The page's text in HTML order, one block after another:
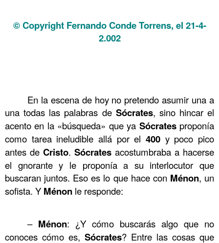
© Copyright Fernando Conde Torrens, el 21-4-
2.002
En la escena de hoy no pretendo asumir una a
una todas las palabras de Sócrates, sino hincar el
acento en la «búsqueda» que ya Sócratesproponía
como tarea ineludible allá por el 400 y poco pico
antes de Cristo. Sócrates acostumbraba a hacerse
el gnorante y le proponía a su interlocutor que
buscaran juntos. Eso es lo que hace con Ménon, un
sofista. Y Ménon le responde:
– Ménon: ¿Y cómo buscarás algo que no
conoces cómo es, Sócrates? Entre las cosas que